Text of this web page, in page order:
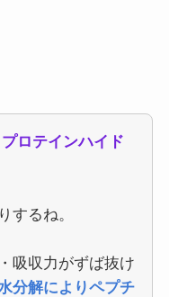
ロテインハイド
するね。
吸収力がずば抜け
分解によりペプチ